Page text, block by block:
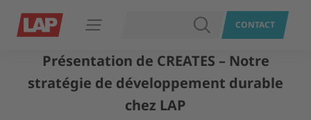
Ouvrir le menu RECHERCHER
CONTACT
Présentation de CREATES – Notre
stratégie de développement durable
chez LAP